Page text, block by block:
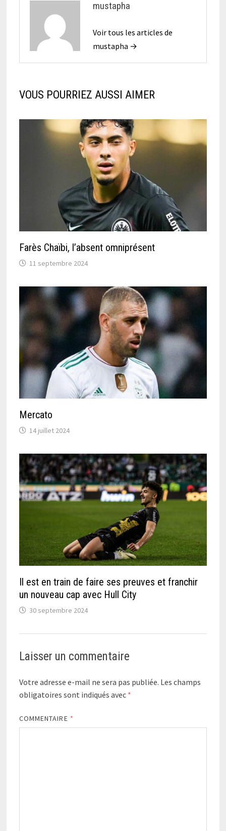
mustapha
Voir tous les articles de
mustapha →
VOUS POURRIEZ AUSSI AIMER
Farès Chaïbi, l’absent omniprésent
11 septembre 2024
Mercato
14 juillet 2024
Il est en train de faire ses preuves et franchir
un nouveau cap avec Hull City
30 septembre 2024
Laisser un commentaire
Votre adresse e-mail ne sera pas publiée. Les champs
obligatoires sont indiqués avec *
COMMENTAIRE *